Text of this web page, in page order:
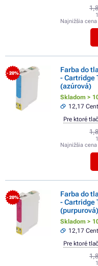
Najnižšia
- 20%
Farba do
- Cartridge
(azúrová)
Skladom >
12,17
Najnižšia
Pre ktoré
- 20%
Farba do
- Cartridge
(purpurová)
Skladom >
12,17
Pre ktoré